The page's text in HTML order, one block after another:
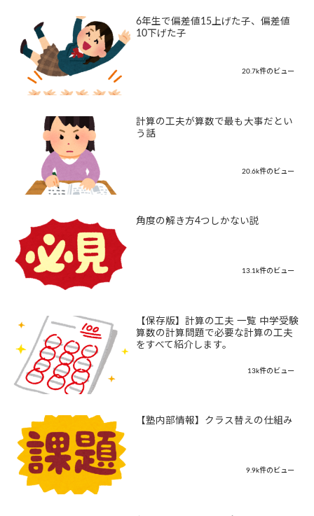
6年生で偏差値15上げた子、偏差値
10下げた子
20.7k件のビュー
計算の工夫が算数で最も大事だとい
う話
20.6k件のビュー
角度の解き方4つしかない説
13.1k件のビュー
【保存版】計算の工夫 一覧 中学受験
算数の計算問題で必要な計算の工夫
をすべて紹介します。
13k件のビュー
【塾内部情報】クラス替えの仕組み
9.9k件のビュー